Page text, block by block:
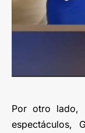
Por otro lado,
espectáculos,